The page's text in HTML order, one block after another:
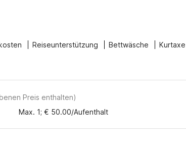
Reiseunterstützung Bettwäsche Kurtaxe
Preis enthalten)
Max. 1; € 50.00/Aufenthalt